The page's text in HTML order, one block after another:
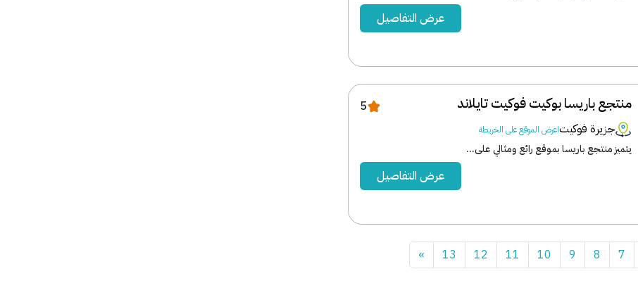
عرض التفاصيل
منتجع باريسا بوكيت فوكيت تايلاند
5
جزيرة فوكيتاعرض الموقع على الخريطة
يتميز منتجع باريسا بموقع رائع ومثالي على...
عرض التفاصيل
7
8
9
10
11
12
13
»